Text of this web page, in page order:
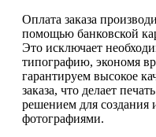
Оплата заказа
помощью банковской
Это исключает
типографию, экономя
гарантируем высокое
заказа, что делает
решением для создания
фотографиями.